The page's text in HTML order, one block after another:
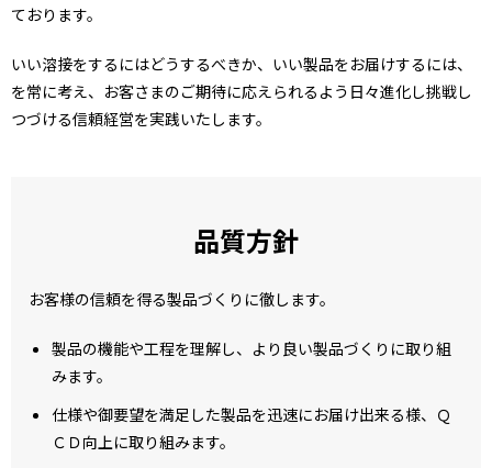
ております。
いい溶接をするにはどうするべきか、いい製品をお届けするには、
を常に考え、お客さまのご期待に応えられるよう日々進化し挑戦し
つづける信頼経営を実践いたします。
品質方針
お客様の信頼を得る製品づくりに徹します。
製品の機能や工程を理解し、より良い製品づくりに取り組
みます。
仕様や御要望を満足した製品を迅速にお届け出来る様、Ｑ
ＣＤ向上に取り組みます。